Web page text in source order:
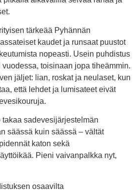
tärkeää Pyhännän
kaudet ja runsaat puustot
nopeasti. Usein puhdistus
toisinaan jopa tiheämmin.
jäljet: lian, roskat ja neulaset, kun
että lehdet ja lumisateet eivät
sadevesijärjestelmän
säässä kuin säässä – vältät
katon sekä
Pieni vaivanpalkka nyt,
osaavilta